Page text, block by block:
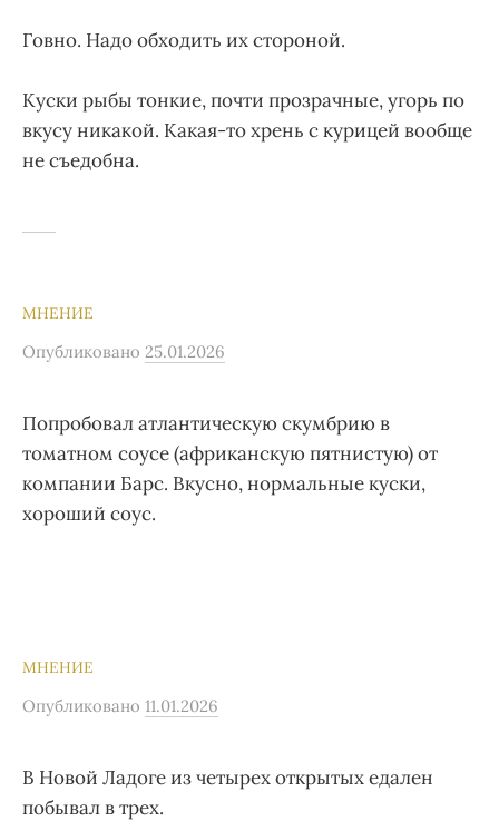
Говно. Надо обходить их стороной.
Куски рыбы тонкие, почти прозрачные, угорь по
вкусу никакой. Какая-то хрень с курицей вообще
не съедобна.
МНЕНИЕ
Опубликовано 25.01.2026
Попробовал атлантическую скумбрию в
томатном соусе (африканскую пятнистую) от
компании Барс. Вкусно, нормальные куски,
хороший соус.
МНЕНИЕ
Опубликовано 11.01.2026
В Новой Ладоге из четырех открытых едален
побывал в трех.